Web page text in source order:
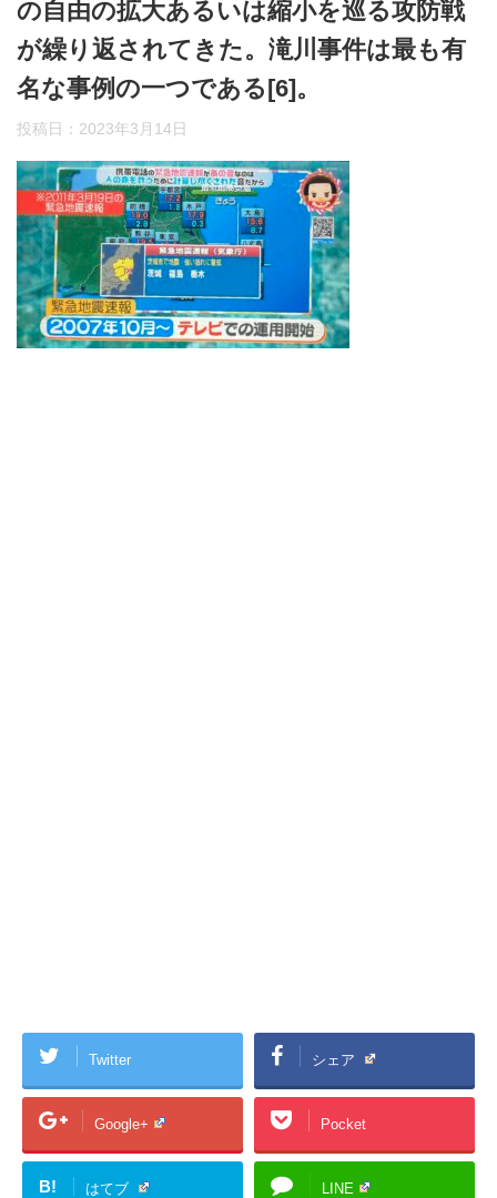
の自由の拡大あるいは縮小を巡る攻防戦
が繰り返されてきた。滝川事件は最も有
名な事例の一つである[6]。
投稿日： 2023年3月14日
Twitter シェア
Google+ Pocket
B! はてブ LINE